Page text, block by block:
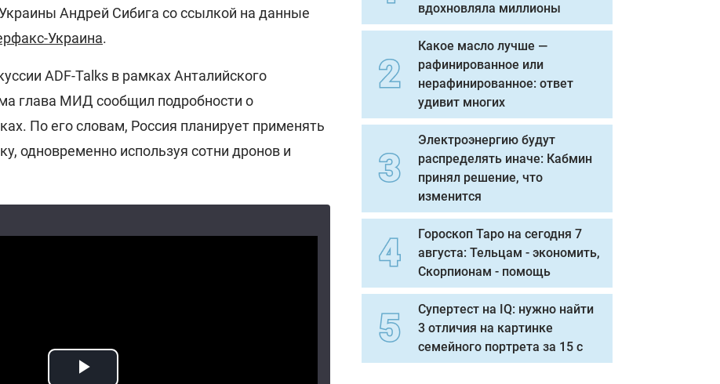
Андрей Сибига со ссылкой на данные
Украина.
ADF-Talks в рамках Анталийского
глава МИД сообщил подробности о
По его словам, Россия планирует применять
одновременно используя сотни дронов и
вдохновляла миллионы
Какое масло лучше —
рафинированное или
нерафинированное: ответ
удивит многих
Электроэнергию будут
распределять иначе: Кабмин
принял решение, что
изменится
Гороскоп Таро на сегодня 7
августа: Тельцам - экономить,
Скорпионам - помощь
Супертест на IQ: нужно найти
3 отличия на картинке
семейного портрета за 15 с